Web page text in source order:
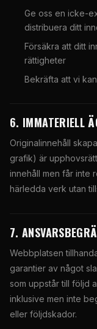
Ge oss en icke-
distribuera ditt
Försäkra att ditt
rättigheter
Bekräfta att vi
6. IMMATERIELL
Originalinnehåll
grafik) är
innehåll men får inte
härledda verk utan
7.
Webbplatsen
garantier av något
som uppstår till följd
inklusive men inte
eller följdskador.